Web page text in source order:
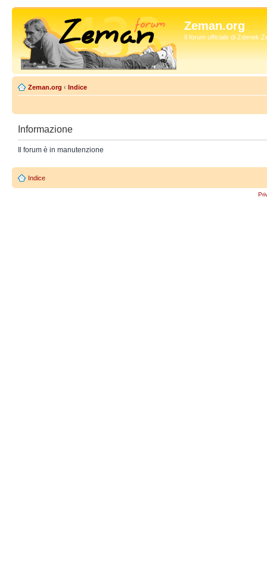
Zeman.org
Il forum ufficiale di Zdenek
Zeman.org ‹ Indice
Informazione
Il forum è in manutenzione
Indice